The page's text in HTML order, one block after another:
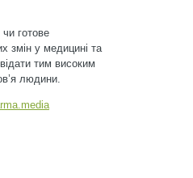
готове
змін у медицині та
тим високим
людини.